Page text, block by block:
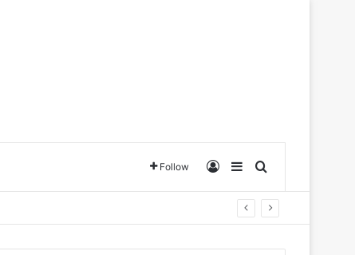
Follow Log InSidebarSearch for